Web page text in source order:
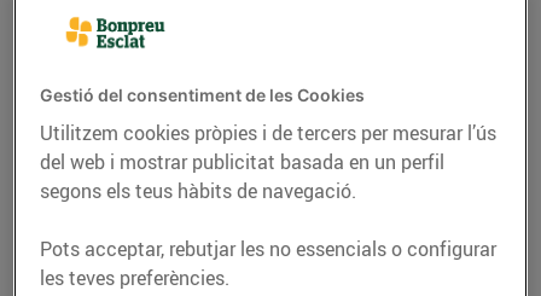
C. Bruguera, 205 (08370) Calella
Telèfon
938253127
Trucar-hi
Gestió del consentiment de les Cookies
Utilitzem cookies pròpies i de tercers per mesurar l’ús
del web i mostrar publicitat basada en un perfil
segons els teus hàbits de navegació.
Pots acceptar, rebutjar les no essencials o configurar
les teves preferències.